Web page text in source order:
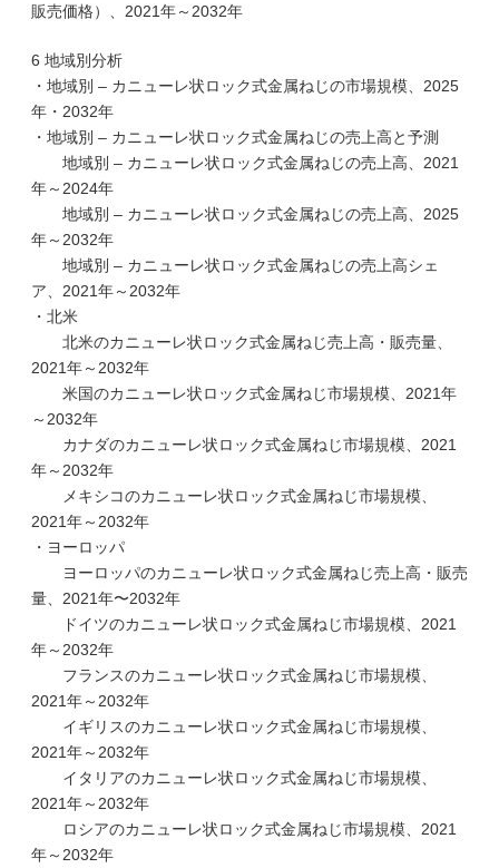
販売価格）、2021年～2032年
6 地域別分析
・地域別 – カニューレ状ロック式金属ねじの市場規模、2025
年・2032年
・地域別 – カニューレ状ロック式金属ねじの売上高と予測
地域別 – カニューレ状ロック式金属ねじの売上高、2021
年～2024年
地域別 – カニューレ状ロック式金属ねじの売上高、2025
年～2032年
地域別 – カニューレ状ロック式金属ねじの売上高シェ
ア、2021年～2032年
・北米
北米のカニューレ状ロック式金属ねじ売上高・販売量、
2021年～2032年
米国のカニューレ状ロック式金属ねじ市場規模、2021年
～2032年
カナダのカニューレ状ロック式金属ねじ市場規模、2021
年～2032年
メキシコのカニューレ状ロック式金属ねじ市場規模、
2021年～2032年
・ヨーロッパ
ヨーロッパのカニューレ状ロック式金属ねじ売上高・販売
量、2021年〜2032年
ドイツのカニューレ状ロック式金属ねじ市場規模、2021
年～2032年
フランスのカニューレ状ロック式金属ねじ市場規模、
2021年～2032年
イギリスのカニューレ状ロック式金属ねじ市場規模、
2021年～2032年
イタリアのカニューレ状ロック式金属ねじ市場規模、
2021年～2032年
ロシアのカニューレ状ロック式金属ねじ市場規模、2021
年～2032年